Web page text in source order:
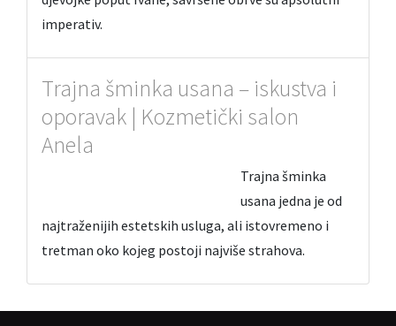
imperativ.
Trajna šminka usana – iskustva i
oporavak | Kozmetički salon
Anela
Trajna šminka
usana jedna je od
najtraženijih estetskih usluga, ali istovremeno i
tretman oko kojeg postoji najviše strahova.